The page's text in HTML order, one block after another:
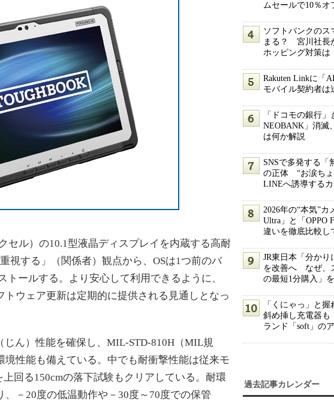
セル）の10.1型液晶ディスプレイを内蔵する高耐
視する」（関係者）観点から、OSは1つ前のバ
ールする。より安心して利用できるように、
ウェア更新は定期的に提供される見通しとなっ
ん）性能を確保し、MIL-STD-810H（MIL規
性能も備えている。中でも耐衝撃性能は従来モ
回る150cmの落下試験もクリアしている。耐環
－20度の低温動作や－30度～70度での保管
ムセールで10％オ
ソフトバンクのス
まる？ 宮川社長
ホッピング対策は
Rakuten Linkに「
モバイル契約者は
「ドコモの銀行
NEOBANK」消
は何か解説
SNSで多発する「
の正体 “お涙ちょ
LINEへ誘導するカ
2026年の“本気”カ
Ultra」と「OPPO
違いを徹底比較し
JR東日本「分か
を改善へ なぜ、
の最短1分購入」
「くにゃっ」と
斜め挿し充電器
ランド「soft」の
過去記事カレンダー